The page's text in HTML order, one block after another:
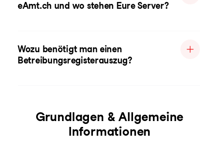
eAmt.ch und wo stehen Eure Server?
Wozu benötigt man einen
Betreibungsregisterauszug?
Grundlagen & Allgemeine
Informationen